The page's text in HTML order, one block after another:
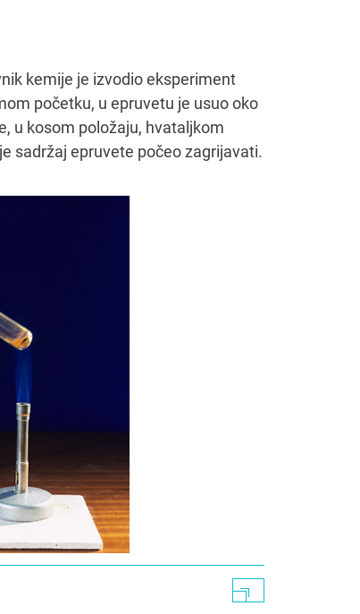
kemije je izvodio eksperiment
početku, u epruvetu je usuo oko
u kosom položaju, hvataljkom
sadržaj epruvete počeo zagrijavati.